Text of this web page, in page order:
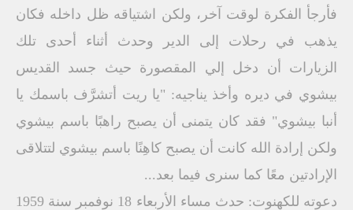
فأرجأ الفكرة لوقت آخر، ولكن اشتياقه ظل داخله فكان
يذهب في رحلات إلى الدير وحدث أثناء أحدى تلك
الزيارات أن دخل إلي المقصورة حيث جسد القديس
بيشوي في ديره وأخذ يناجيه: "يا ريت أتشرَّف باسمك يا
أنبا بيشوي" فقد كان يتمنى أن يصبح راهبًا باسم بيشوي
ولكن إرادة الله كانت أن يصبح كاهِنًا باسم بيشوي لتتلاقى
الإرادتين معًا كما سنرى فيما بعد...
دعوته للكهنوت: حدث مساء الأربعاء 18 نوفمبر سنة 1959